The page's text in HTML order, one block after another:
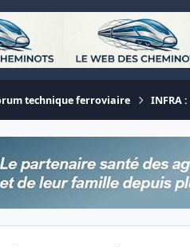
technique ferroviaire INFRA